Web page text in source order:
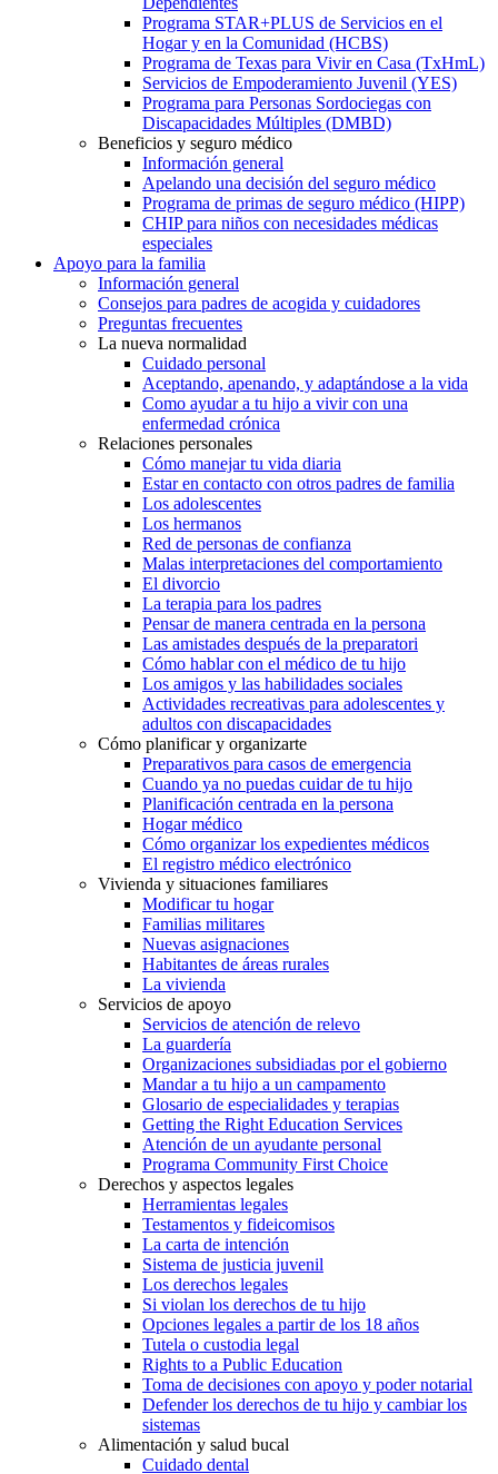
Programa STAR+PLUS de Servicios en el
Hogar y en la Comunidad (HCBS)
Programa de Texas para Vivir en Casa (TxHmL)
Servicios de Empoderamiento Juvenil (YES)
Programa para Personas Sordociegas con
Discapacidades Múltiples (DMBD)
Beneficios y seguro médico
Información general
Apelando una decisión del seguro médico
Programa de primas de seguro médico (HIPP)
CHIP para niños con necesidades médicas
especiales
Apoyo para la familia
Información general
Consejos para padres de acogida y cuidadores
Preguntas frecuentes
La nueva normalidad
Cuidado personal
Aceptando, apenando, y adaptándose a la vida
Como ayudar a tu hijo a vivir con una
enfermedad crónica
Relaciones personales
Cómo manejar tu vida diaria
Estar en contacto con otros padres de familia
Los adolescentes
Los hermanos
Red de personas de confianza
Malas interpretaciones del comportamiento
El divorcio
La terapia para los padres
Pensar de manera centrada en la persona
Las amistades después de la preparatori
Cómo hablar con el médico de tu hijo
Los amigos y las habilidades sociales
Actividades recreativas para adolescentes y
adultos con discapacidades
Cómo planificar y organizarte
Preparativos para casos de emergencia
Cuando ya no puedas cuidar de tu hijo
Planificación centrada en la persona
Hogar médico
Cómo organizar los expedientes médicos
El registro médico electrónico
Vivienda y situaciones familiares
Modificar tu hogar
Familias militares
Nuevas asignaciones
Habitantes de áreas rurales
La vivienda
Servicios de apoyo
Servicios de atención de relevo
La guardería
Organizaciones subsidiadas por el gobierno
Mandar a tu hijo a un campamento
Glosario de especialidades y terapias
Getting the Right Education Services
Atención de un ayudante personal
Programa Community First Choice
Derechos y aspectos legales
Herramientas legales
Testamentos y fideicomisos
La carta de intención
Sistema de justicia juvenil
Los derechos legales
Si violan los derechos de tu hijo
Opciones legales a partir de los 18 años
Tutela o custodia legal
Rights to a Public Education
Toma de decisiones con apoyo y poder notarial
Defender los derechos de tu hijo y cambiar los
sistemas
Alimentación y salud bucal
Cuidado dental